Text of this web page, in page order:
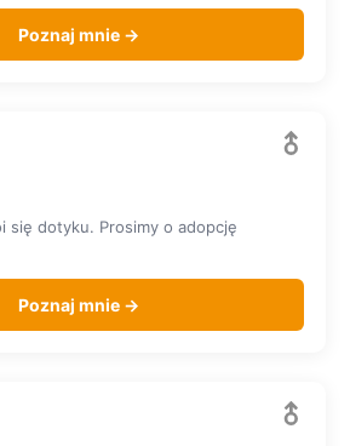
Poznaj mnie →
się dotyku. Prosimy o adopcję
Poznaj mnie →